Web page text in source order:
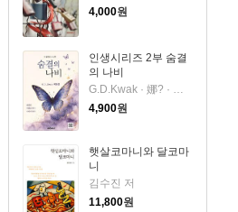
4,000원
인생시리즈 2부 숨결
의 나비
G.D.Kwak · 娜? · 곽도경 저
4,900원
햇살코마니와 달코마
니
김수진 저
11,800원